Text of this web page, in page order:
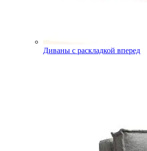
Диваны с раскладкой вперед